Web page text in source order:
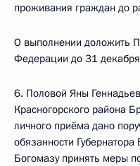
проживания граждан до
О выполнении доложить
Федерации до 31
6. Половой Яны
Красногорского района
личного приёма дано
обязанности
Богомазу принять меры